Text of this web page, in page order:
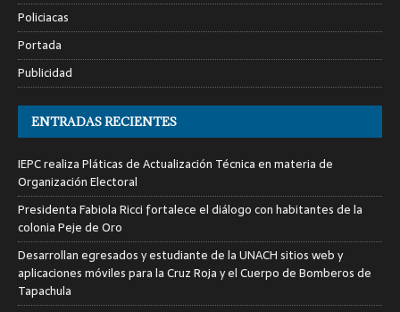
Policiacas
Portada
Publicidad
ENTRADAS RECIENTES
IEPC realiza Pláticas de Actualización Técnica en materia de
Organización Electoral
Presidenta Fabiola Ricci fortalece el diálogo con habitantes de la
colonia Peje de Oro
Desarrollan egresados y estudiante de la UNACH sitios web y
aplicaciones móviles para la Cruz Roja y el Cuerpo de Bomberos de
Tapachula